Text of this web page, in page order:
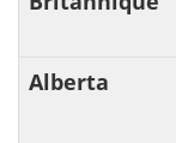
Alberta